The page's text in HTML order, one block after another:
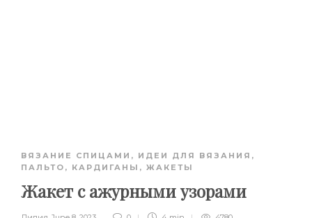
ВЯЗАНИЕ СПИЦАМИ , ИДЕИ ДЛЯ ВЯЗАНИЯ ,
ПАЛЬТО, КАРДИГАНЫ, ЖАКЕТЫ
Жакет с ажурными узорами